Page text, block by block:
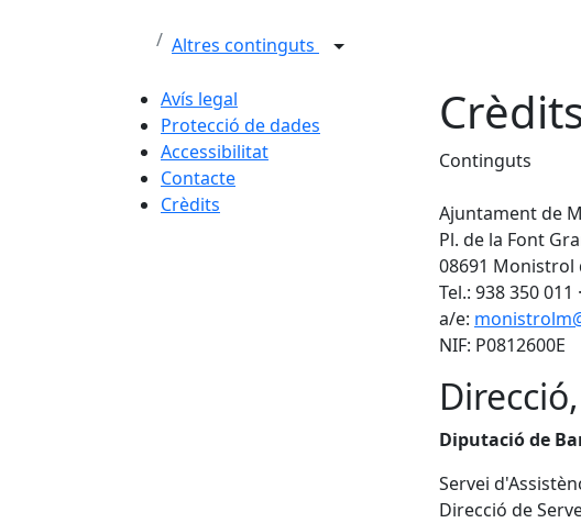
Altres continguts
Avís legal
Protecció de dades
Accessibilitat
Contacte
Crèdits
Continguts
Ajuntament de
Pl. de la Font
08691
Tel.: 938 350 011
a/e:
NIF: P0812600E
Diputació de
Servei
Direcció de